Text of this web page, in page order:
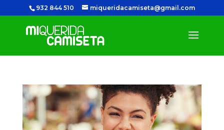
932 844 510 miqueridacamiseta@gmail.com